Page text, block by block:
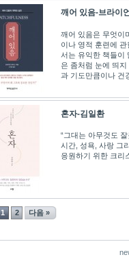
깨어 있음-브라이
깨어 있음은 무엇이
이나 영적 훈련에
서는 유익한 책들이
은 좀처럼 눈에 띄
과 기도만큼이나 건
혼자-김일환
“그대는 아무것도
시간, 성욕, 사랑 그
응원하기 위한 크리
1 2 다음 »